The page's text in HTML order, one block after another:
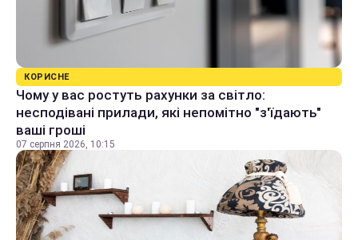
КОРИСНЕ
Чому у вас ростуть рахунки за світло:
несподівані прилади, які непомітно "з'їдають"
ваші гроші
07 серпня 2026, 10:15